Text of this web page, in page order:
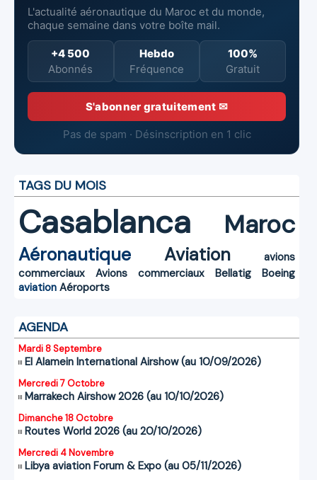
L'actualité aéronautique du Maroc et du monde,
chaque semaine dans votre boîte mail.
+4 500
Abonnés
Hebdo
Fréquence
100%
Gratuit
S'abonner gratuitement ✉
Pas de spam · Désinscription en 1 clic
TAGS DU MOIS
Casablanca Maroc
Aéronautique Aviation
avions
commerciaux
Avions commerciaux Bellatig
Boeing
aviation Aéroports
AGENDA
Mardi 8 Septembre
El Alamein International Airshow (au 10/09/2026)
Mercredi 7 Octobre
Marrakech Airshow 2026 (au 10/10/2026)
Dimanche 18 Octobre
Routes World 2026 (au 20/10/2026)
Mercredi 4 Novembre
Libya aviation Forum & Expo (au 05/11/2026)